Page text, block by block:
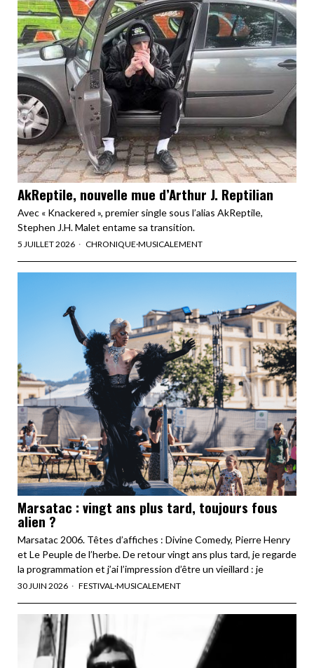
AkReptile, nouvelle mue d’Arthur J. Reptilian
Avec « Knackered », premier single sous l’alias AkReptile,
Stephen J.H. Malet entame sa transition.
5 JUILLET 2026 CHRONIQUE·MUSICALEMENT
Marsatac : vingt ans plus tard, toujours fous
alien ?
Marsatac 2006. Têtes d’affiches : Divine Comedy, Pierre Henry
et Le Peuple de l’herbe. De retour vingt ans plus tard, je regarde
la programmation et j’ai l’impression d’être un vieillard : je
30 JUIN 2026 FESTIVAL ·MUSICALEMENT